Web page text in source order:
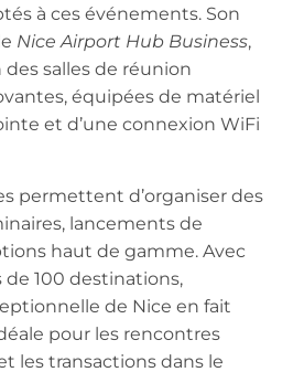
à ces événements. Son
Nice Airport Hub Business,
salles de réunion
équipées de matériel
et d’une connexion WiFi
permettent d’organiser des
lancements de
haut de gamme. Avec
de 100 destinations,
de Nice en fait
pour les rencontres
les transactions dans le